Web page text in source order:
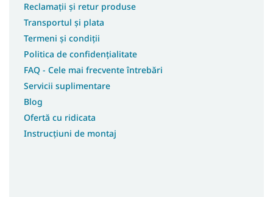
Reclamații și retur produse
Transportul și plata
Termeni și condiții
Politica de confidențialitate
FAQ - Cele mai frecvente întrebări
Servicii suplimentare
Blog
Ofertă cu ridicata
Instrucțiuni de montaj